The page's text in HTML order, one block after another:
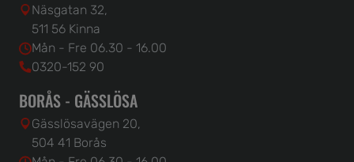
Näsgatan 32,
511 56 Kinna
Mån - Fre 06.30 - 16.00
0320-152 90
BORÅS - GÄSSLÖSA
Gässlösavägen 20,
504 41 Borås